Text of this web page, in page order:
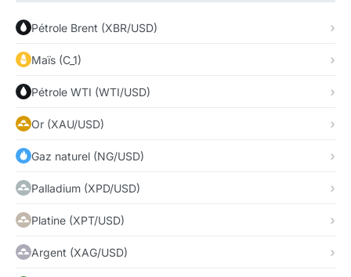
Pétrole Brent (XBR/USD)
Maïs (C_1)
Pétrole WTI (WTI/USD)
Or (XAU/USD)
Gaz naturel (NG/USD)
Palladium (XPD/USD)
Platine (XPT/USD)
Argent (XAG/USD)